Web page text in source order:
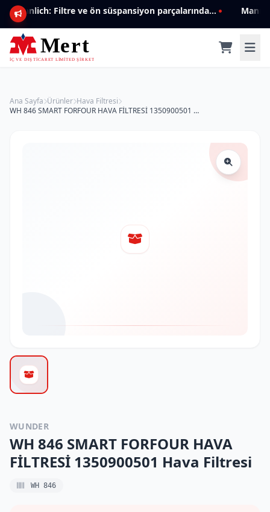
Mannlich: Filtre ve ön süspansiyon parçalarında genişleyen ürün yelpazesiyle kalite ve güven.
Ana Sayfa Ürünler Hava Filtresi
WH 846 SMART FORFOUR HAVA FİLTRESİ 1350900501 Hava Filtresi
WUNDER
WH 846 SMART FORFOUR HAVA
FİLTRESİ 1350900501 Hava Filtresi
WH 846